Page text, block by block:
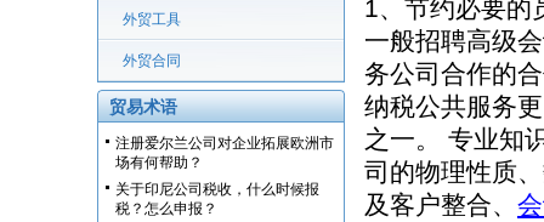
外贸工具
外贸合同
贸易术语
注册爱尔兰公司对企业拓展欧洲市
场有何帮助？
关于印尼公司税收，什么时候报
税？怎么申报？
1、节约必要的
一般招聘高级
务公司合作的
纳税公共服务
之一。 专业知
司的物理性质
及客户整合、